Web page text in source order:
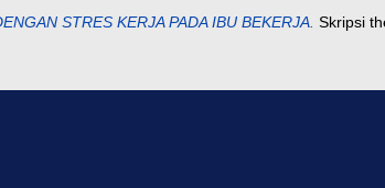
STRES KERJA PADA IBU BEKERJA. Skripsi